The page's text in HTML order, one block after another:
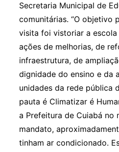
Secretaria Municipal de
comunitárias. “O objetivo
visita foi vistoriar a escola
ações de melhorias, de
infraestrutura, de
dignidade do ensino e da
unidades da rede pública
pauta é Climatizar é
a Prefeitura de Cuiabá no
mandato,
tinham ar condicionado.